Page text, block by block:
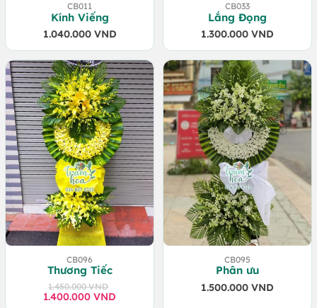
CB011
Kính Viếng
1.040.000 VND
CB033
Lắng Đọng
1.300.000 VND
CB096
Thương Tiếc
1.450.000VND
Giá
1.400.000 VND
Giá
CB095
Phân ưu
1.500.000 VND